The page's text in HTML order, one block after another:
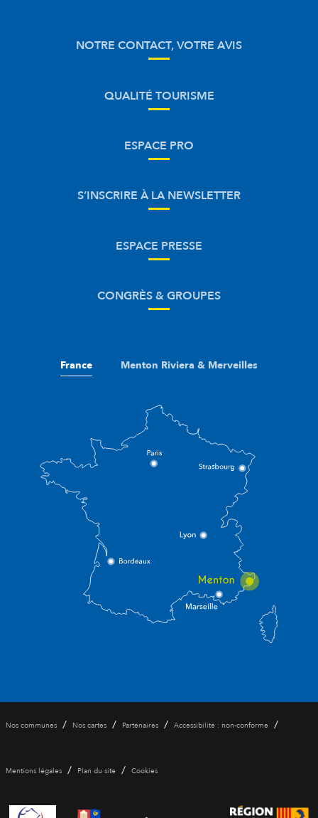
NOTRE CONTACT, VOTRE AVIS
QUALITÉ TOURISME
ESPACE PRO
S’INSCRIRE À LA NEWSLETTER
ESPACE PRESSE
CONGRÈS & GROUPES
France Menton Riviera & Merveilles
Nos communes / Nos cartes / Partenaires / Accessibilité : non-conforme /
Mentions légales / Plan du site / Cookies